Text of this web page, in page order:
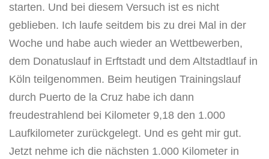
starten. Und bei diesem Versuch ist es nicht
geblieben. Ich laufe seitdem bis zu drei Mal in der
Woche und habe auch wieder an Wettbewerben,
dem Donatuslauf in Erftstadt und dem Altstadtlauf in
Köln teilgenommen. Beim heutigen Trainingslauf
durch Puerto de la Cruz habe ich dann
freudestrahlend bei Kilometer 9,18 den 1.000
Laufkilometer zurückgelegt. Und es geht mir gut.
Jetzt nehme ich die nächsten 1.000 Kilometer in